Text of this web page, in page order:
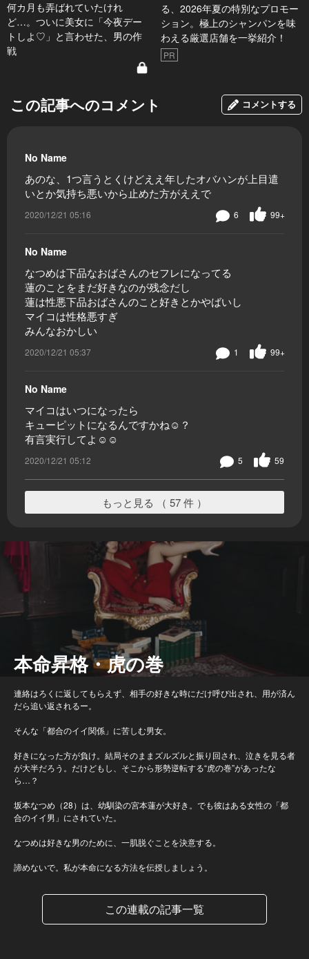
何カ月も弄ばれていたけれ
ど…。ついに美女に「今夜デー
トしよ♡」と言わせた、男の作
戦
る、2026年夏の特別なプロモー
ション。極上のシャンパンを味
わえる厳選店舗を一挙紹介！
PR
この記事へのコメント コメントする
No Name
あのな、1つ言うとくけどええ年したオバハンが上目遣
いとか気持ち悪いから止めた方がええで
2020/12/21 05:16 99+
6
No Name
なつめは下品なおばさんのセフレになってる
蓮のことをまだ好きなのが残念だし
蓮は性悪下品おばさんのこと好きとかやばいし
マイコは性格悪すぎ
みんなおかしい
2020/12/21 05:37 99+
1
No Name
マイコはいつになったら
キューピットになるんですかね☺？
有言実行してよ☺☺
2020/12/21 05:12 59
5
もっと見る （ 57 件 ）
本命昇格・虎の巻
連絡はろくに返してもらえず、相手の好きな時にだけ呼び出され、用が済ん
だら追い返されるー。
そんな「都合のイイ関係」に苦しむ男女。
好きになった方が負け。結局そのままズルズルと振り回され、泣きを見る者
が大半だろう。だけどもし、そこから形勢逆転する“虎の巻”があったな
ら…？
坂本なつめ（28）は、幼馴染の宮本蓮が大好き。でも彼はある女性の「都
合のイイ男」にされていた。
なつめは好きな男のために、一肌脱ぐことを決意する。
諦めないで。私が本命になる方法を伝授しましょう。
この連載の記事一覧